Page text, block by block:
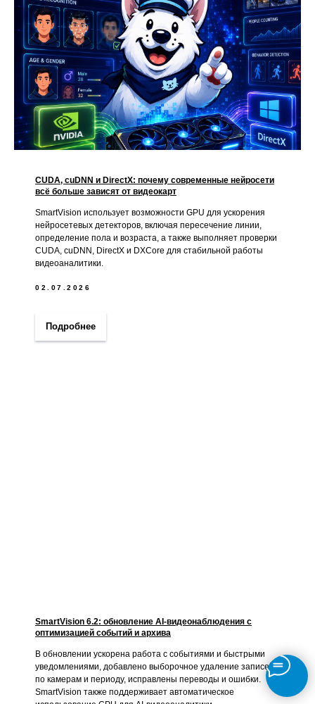
CUDA, cuDNN и DirectX: почему современные нейросети
всё больше зависят от видеокарт
SmartVision использует возможности GPU для ускорения
нейросетевых детекторов, включая пересечение линии,
определение пола и возраста, а также выполняет проверки
CUDA, cuDNN, DirectX и DXCore для стабильной работы
видеоаналитики.
02.07.2026
Подробнее
SmartVision 6.2: обновление AI-видеонаблюдения с
оптимизацией событий и архива
В обновлении ускорена работа с событиями и быстрыми
уведомлениями, добавлено выборочное удаление записей
по камерам и периоду, исправлены переводы и ошибки.
SmartVision также поддерживает автоматическое